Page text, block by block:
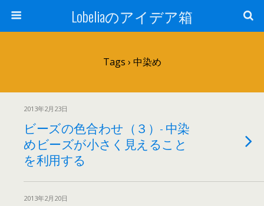
Lobeliaのアイデア箱
Tags › 中染め
2013年2月23日
ビーズの色合わせ（３）- 中染
めビーズが小さく見えること
を利用する
2013年2月20日